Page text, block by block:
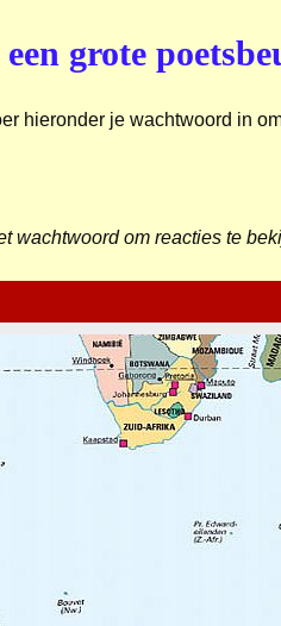
grote
hieronder je wachtwoord in
wachtwoord om reacties te